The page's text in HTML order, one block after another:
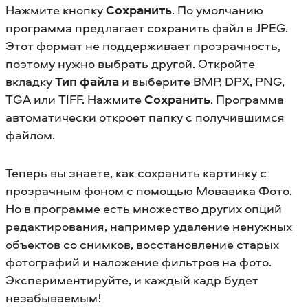
Нажмите кнопкуСохранить. По умолчанию
программа предлагает сохранить файл в JPEG.
Этот формат не поддерживает прозрачность,
поэтому нужно выбрать другой. Откройте
вкладкуТип файла и выберите BMP, DPX, PNG,
TGA или TIFF. НажмитеСохранить. Программа
автоматически откроет папку с получившимся
файлом.
Теперь вы знаете, как сохранить картинку с
прозрачным фоном с помощью Мовавика Фото.
Но в программе есть множество других опций
редактирования, например удаление ненужных
объектов со снимков, восстановление старых
фотографий и наложение фильтров на фото.
Экспериментируйте, и каждый кадр будет
незабываемым!